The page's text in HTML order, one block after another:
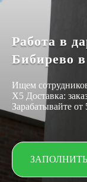
Работа в
Бибирево
Ищем
Х5 Доставка:
Зарабатывайте от